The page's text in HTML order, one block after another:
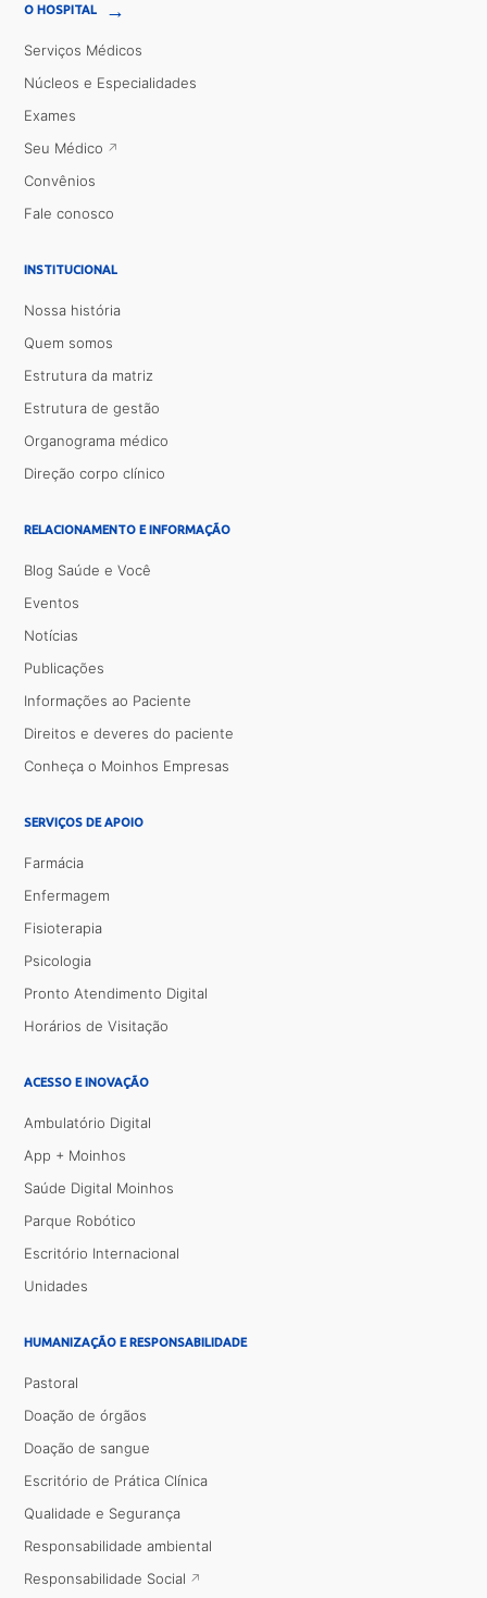
O HOSPITAL →
Serviços Médicos
Núcleos e Especialidades
Exames
Seu Médico
Convênios
Fale conosco
INSTITUCIONAL
Nossa história
Quem somos
Estrutura da matriz
Estrutura de gestão
Organograma médico
Direção corpo clínico
RELACIONAMENTO E INFORMAÇÃO
Blog Saúde e Você
Eventos
Notícias
Publicações
Informações ao Paciente
Direitos e deveres do paciente
Conheça o Moinhos Empresas
SERVIÇOS DE APOIO
Farmácia
Enfermagem
Fisioterapia
Psicologia
Pronto Atendimento Digital
Horários de Visitação
ACESSO E INOVAÇÃO
Ambulatório Digital
App + Moinhos
Saúde Digital Moinhos
Parque Robótico
Escritório Internacional
Unidades
HUMANIZAÇÃO E RESPONSABILIDADE
Pastoral
Doação de órgãos
Doação de sangue
Escritório de Prática Clínica
Qualidade e Segurança
Responsabilidade ambiental
Responsabilidade Social